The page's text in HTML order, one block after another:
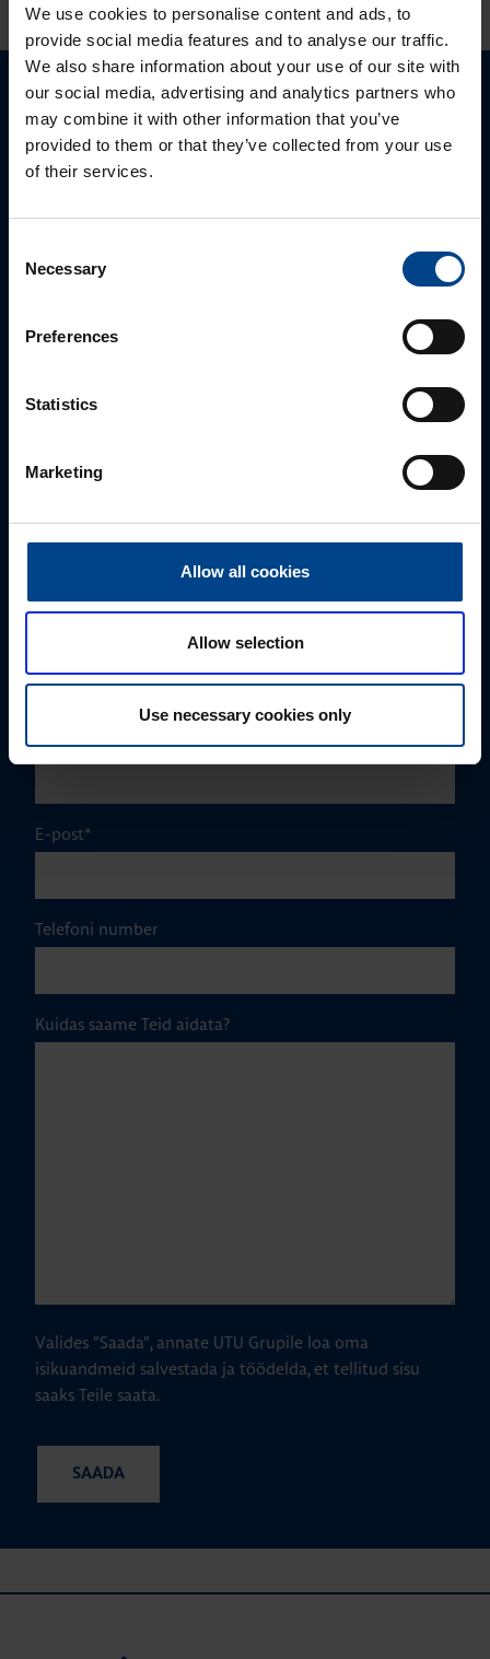
We use cookies to personalise content and ads, to
provide social media features and to analyse our traffic.
We also share information about your use of our site with
our social media, advertising and analytics partners who
may combine it with other information that you’ve
provided to them or that they’ve collected from your use
of their services.
Selection
Necessary
Preferences
Statistics
Marketing
Allow all cookies
Allow selection
Use necessary cookies only
Palun võtke meiega ühendust
+372 56560000
mark.milvek@utugroup.com
Eesnimi*
E-post*
Telefoni number
Kuidas saame Teid aidata?
Valides "Saada", annate UTU Grupile loa oma
isikuandmeid salvestada ja töödelda, et tellitud sisu
saaks Teile saata.